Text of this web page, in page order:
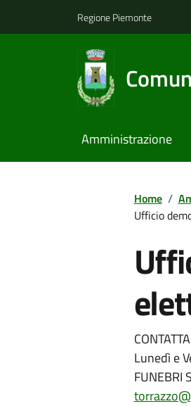
Regione Piemonte
Amministrazione
Home /
Ufficio
Lunedì e
FUNEBRI